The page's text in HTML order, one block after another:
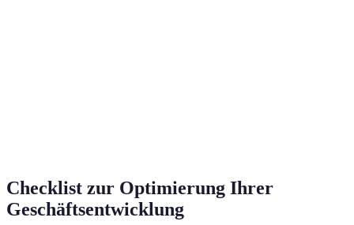
Checklist zur Optimierung Ihrer
Geschäftsentwicklung